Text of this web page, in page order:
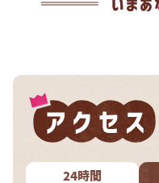
24時間